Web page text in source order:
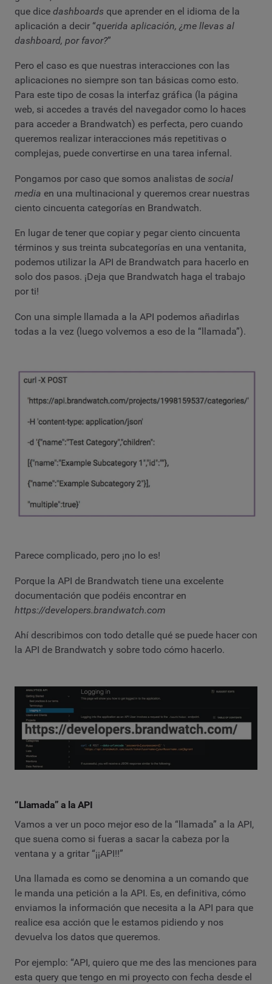
que dice dashboards que aprender en el idioma de la
aplicación a decir “querida aplicación, ¿me llevas al
dashboard, por favor?”
Pero el caso es que nuestras interacciones con las
aplicaciones no siempre son tan básicas como esto.
Para este tipo de cosas la interfaz gráfica (la página
web, si accedes a través del navegador como lo haces
para acceder a Brandwatch) es perfecta, pero cuando
queremos realizar interacciones más repetitivas o
complejas, puede convertirse en una tarea infernal.
Pongamos por caso que somos analistas de social
media en una multinacional y queremos crear nuestras
ciento cincuenta categorías en Brandwatch.
En lugar de tener que copiar y pegar ciento cincuenta
términos y sus treinta subcategorías en una ventanita,
podemos utilizar la API de Brandwatch para hacerlo en
solo dos pasos. ¡Deja que Brandwatch haga el trabajo
por ti!
Con una simple llamada a la API podemos añadirlas
todas a la vez (luego volvemos a eso de la “llamada”).
Parece complicado, pero ¡no lo es!
Porque la API de Brandwatch tiene una excelente
documentación que podéis encontrar en
https://developers.brandwatch.com
Ahí describimos con todo detalle qué se puede hacer con
la API de Brandwatch y sobre todo cómo hacerlo.
“Llamada” a la API
Vamos a ver un poco mejor eso de la “llamada” a la API,
que suena como si fueras a sacar la cabeza por la
ventana y a gritar “¡¡API!!”
Una llamada es como se denomina a un comando que
le manda una petición a la API. Es, en definitiva, cómo
enviamos la información que necesita a la API para que
realice esa acción que le estamos pidiendo y nos
devuelva los datos que queremos.
Por ejemplo: “API, quiero que me des las menciones para
esta query que tengo en mi proyecto con fecha desde el